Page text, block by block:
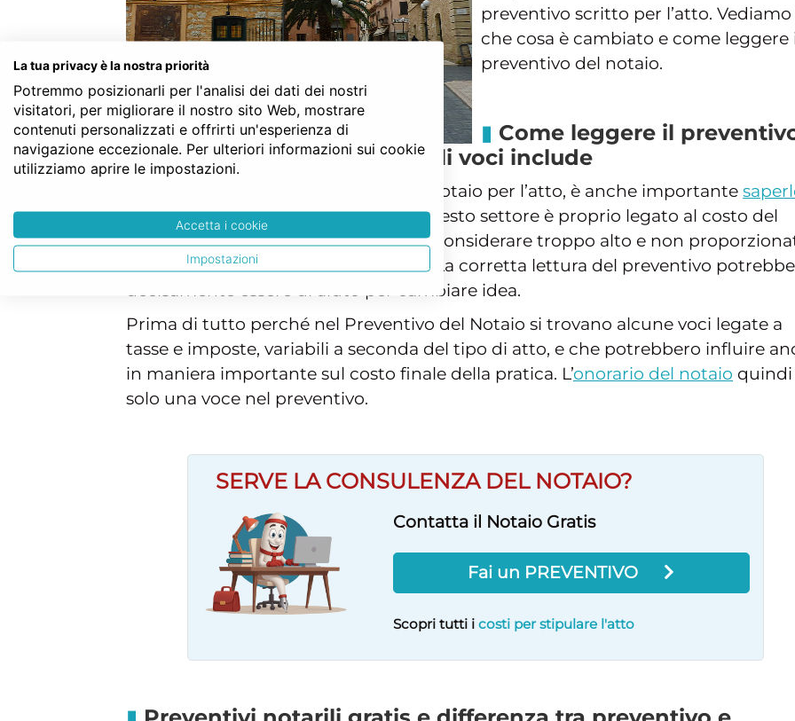
preventivo scritto per l’atto. Vediamo
che cosa è cambiato e come leggere
preventivo del notaio.
Come leggere il
del notaio a San Salvo e quali voci include
Dopo aver ricevuto il preventivo del notaio per l’atto, è anche importante
leggere. Uno dei luoghi comuni in questo settore è proprio legato al costo del
notaio, che i non esperti potrebbero considerare troppo alto e non
al suo ruolo e alle sue responsabilità. La corretta lettura del preventivo potrebbe
decisamente essere di aiuto per cambiare idea.
Prima di tutto perché nel Preventivo del Notaio si trovano alcune voci legate a
tasse e imposte, variabili a seconda del tipo di atto, e che potrebbero influire
in maniera importante sul costo finale della pratica. L’onorario del notaio quindi
solo una voce nel preventivo.
SERVE LA CONSULENZA DEL NOTAIO?
Contatta il Notaio Gratis
Fai un PREVENTIVO
Scopri tutti i costi per stipulare l'atto
La tua privacy è la nostra priorità
Potremmo posizionarli per l'analisi dei dati dei nostri
visitatori, per migliorare il nostro sito Web, mostrare
contenuti personalizzati e offrirti un'esperienza di
navigazione eccezionale. Per ulteriori informazioni sui cookie
utilizziamo aprire le impostazioni.
Accetta i cookie
Impostazioni